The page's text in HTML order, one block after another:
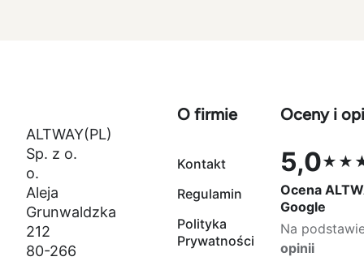
ALTWAY(PL)
Sp. z o.
o.
Aleja
Grunwaldzka
212
80-266
O firmie
Kontakt
Regulamin
Polityka
Prywatności
Oceny i
5,0
Ocena 5,0
Ocena
Google
Na
opinii